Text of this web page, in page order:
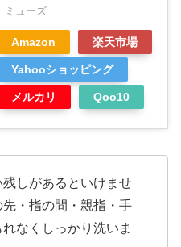
ミューズ
Amazon 楽天市場
Yahooショッピング
メルカリ Qoo10
しがあるといけませ
先・指の間・親指・手
なくしっかり洗いま